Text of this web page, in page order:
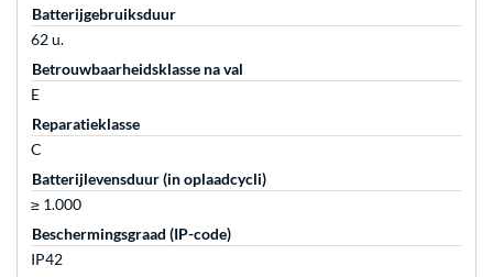
Batterijgebruiksduur
62 u.
Betrouwbaarheidsklasse na val
E
Reparatieklasse
C
Batterijlevensduur (in oplaadcycli)
≥ 1.000
Beschermingsgraad (IP-code)
IP42